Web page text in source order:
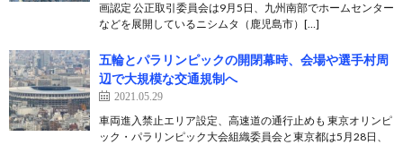
画認定 公正取引委員会は9月5日、九州南部でホームセンター
などを展開しているニシムタ（鹿児島市）[…]
五輪とパラリンピックの開閉幕時、会場や選手村周
辺で大規模な交通規制へ
2021.05.29
車両進入禁止エリア設定、高速道の通行止めも 東京オリンピ
ック・パラリンピック大会組織委員会と東京都は5月28日、